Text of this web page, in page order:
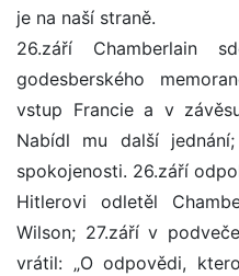
je na naší straně.
26.září Chamberlain
godesberského
vstup Francie a v
Nabídl mu další
spokojenosti. 26.září
Hitlerovi odletěl
Wilson; 27.září v
vrátil: „O odpovědi,